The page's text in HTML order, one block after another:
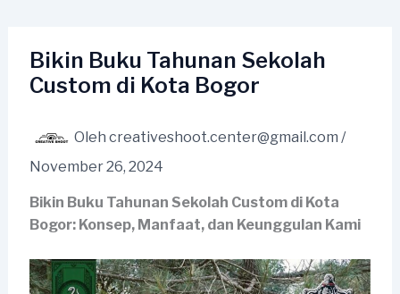
kontenBikin Buku Tahunan Sekolah
Custom di Kota Bogor
Oleh creativeshoot.center@gmail.com /
November 26, 2024
Bikin Buku Tahunan Sekolah Custom di Kota
Bogor: Konsep, Manfaat, dan Keunggulan Kami